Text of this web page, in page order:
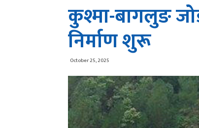
कुश्मा-बागलुङ
निर्माण शुरू
October 25, 2025